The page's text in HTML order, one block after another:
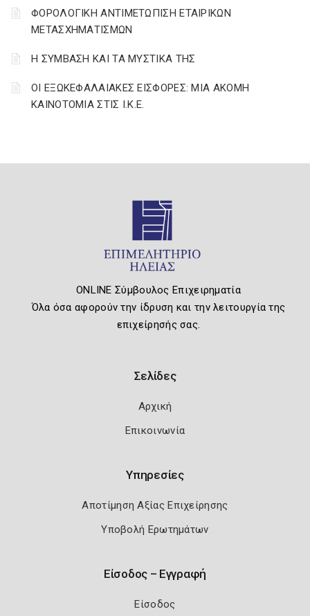
ΦΟΡΟΛΟΓΙΚΗ ΑΝΤΙΜΕΤΩΠΙΣΗ ΕΤΑΙΡΙΚΩΝ
ΜΕΤΑΣΧΗΜΑΤΙΣΜΩΝ
Η ΣΥΜΒΑΣΗ ΚΑΙ ΤΑ ΜΥΣΤΙΚΑ ΤΗΣ
ΟΙ ΕΞΩΚΕΦΑΛΑΙΑΚΕΣ ΕΙΣΦΟΡΕΣ: ΜΙΑ ΑΚΟΜΗ
ΚΑΙΝΟΤΟΜΙΑ ΣΤΙΣ Ι.Κ.Ε.
ONLINE Σύμβουλος Επιχειρηματία
Όλα όσα αφορούν την ίδρυση και την λειτουργία της
επιχείρησής σας.
Σελίδες
Αρχική
Επικοινωνία
Υπηρεσίες
Αποτίμηση Αξίας Επιχείρησης
Υποβολή Ερωτημάτων
Είσοδος – Εγγραφή
Είσοδος